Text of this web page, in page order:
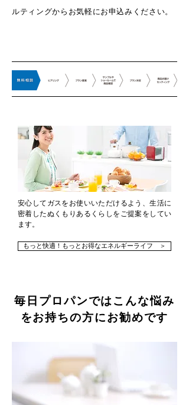
ルティングからお気軽にお申込みください。
安心してガスをお使いいただけるよう、生活に
密着したぬくもりあるくらしをご提案をしてい
ます。
もっと快適！もっとお得なエネルギーライフ ＞
毎日プロパンではこんな悩み
をお持ちの方にお勧めです